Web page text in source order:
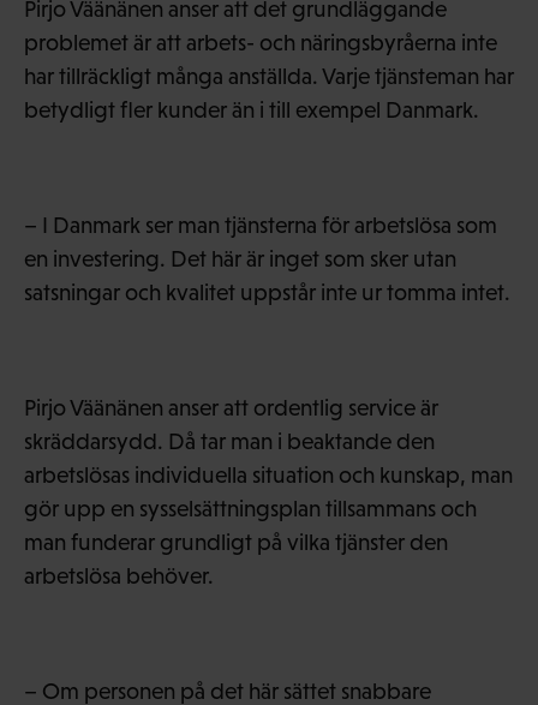
Pirjo Väänänen anser att det grundläggande
problemet är att arbets- och näringsbyråerna inte
har tillräckligt många anställda. Varje tjänsteman har
betydligt fler kunder än i till exempel Danmark.
– I Danmark ser man tjänsterna för arbetslösa som
en investering. Det här är inget som sker utan
satsningar och kvalitet uppstår inte ur tomma intet.
Pirjo Väänänen anser att ordentlig service är
skräddarsydd. Då tar man i beaktande den
arbetslösas individuella situation och kunskap, man
gör upp en sysselsättningsplan tillsammans och
man funderar grundligt på vilka tjänster den
arbetslösa behöver.
– Om personen på det här sättet snabbare